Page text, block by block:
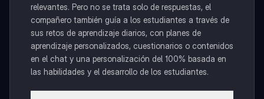
relevantes. Pero no se trata solo de respuestas, el
compañero también guía a los estudiantes a través de
sus retos de aprendizaje diarios, con planes de
aprendizaje personalizados, cuestionarios o contenidos
en el chat y una personalización del 100% basada en
las habilidades y el desarrollo de los estudiantes.